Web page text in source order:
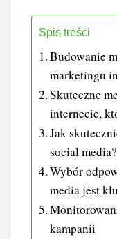
Spis treści
Budowanie
marketingu
Skuteczne
internecie,
Jak
social media?
Wybór
media jest
kampanii